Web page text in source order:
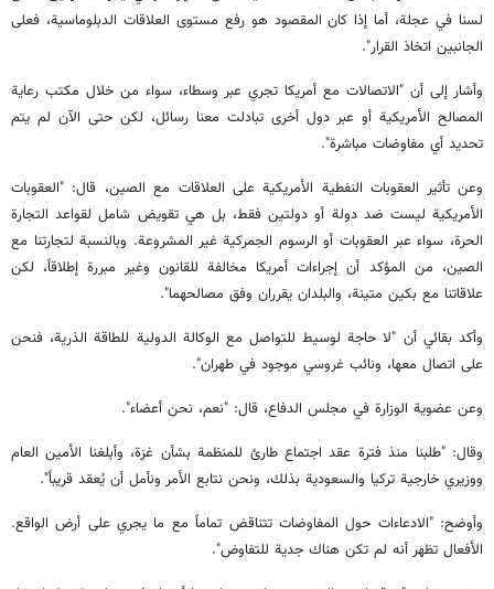
لسنا في عجلة، أما إذا كان المقصود هو رفع مستوى العلاقات الدبلوماسية، فعلى
الجانبين اتخاذ القرار".
وأشار إلى أن "الاتصالات مع أمريكا تجري عبر وسطاء، سواء من خلال مكتب رعاية
المصالح الأمريكية أو عبر دول أخرى تبادلت معنا رسائل، لكن حتى الآن لم يتم
تحديد أي مفاوضات مباشرة".
وعن تأثير العقوبات النفطية الأمريكية على العلاقات مع الصين، قال: "العقوبات
الأمريكية ليست ضد دولة أو دولتين فقط، بل هي تقويض شامل لقواعد التجارة
الحرة، سواء عبر العقوبات أو الرسوم الجمركية غير المشروعة. وبالنسبة لتجارتنا مع
الصين، من المؤكد أن إجراءات أمريكا مخالفة للقانون وغير مبررة إطلاقاً، لكن
علاقاتنا مع بكين متينة، والبلدان يقرران وفق مصالحهما".
وأكد بقائي أن "لا حاجة لوسيط للتواصل مع الوكالة الدولية للطاقة الذرية، فنحن
على اتصال معها، ونائب غروسي موجود في طهران".
وعن عضوية الوزارة في مجلس الدفاع، قال: "نعم، نحن أعضاء".
وقال: "طلبنا منذ فترة عقد اجتماع طارئ للمنظمة بشأن غزة، وأبلغنا الأمين العام
ووزيري خارجية تركيا والسعودية بذلك، ونحن نتابع الأمر ونأمل أن يُعقد قريباً".
وأوضح: "الادعاءات حول المفاوضات تتناقض تماماً مع ما يجري على أرض الواقع.
الأفعال تظهر أنه لم تكن هناك جدية للتفاوض".